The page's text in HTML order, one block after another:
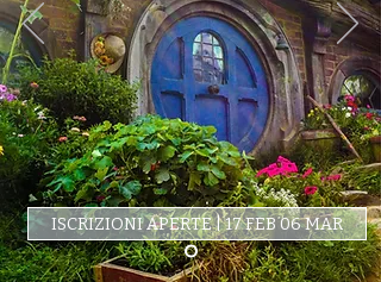
ISCRIZIONI APERTE | 17 FEB 06 MAR